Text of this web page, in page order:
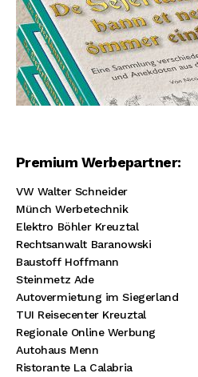
Premium Werbepartner:
VW Walter Schneider
Münch Werbetechnik
Elektro Böhler Kreuztal
Rechtsanwalt Baranowski
Baustoff Hoffmann
Steinmetz Ade
Autovermietung im Siegerland
TUI Reisecenter Kreuztal
Regionale Online Werbung
Autohaus Menn
Ristorante La Calabria